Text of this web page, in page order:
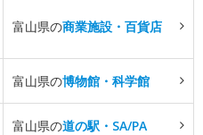
富山県の商業施設・百貨店
富山県の博物館・科学館
富山県の道の駅・SA/PA